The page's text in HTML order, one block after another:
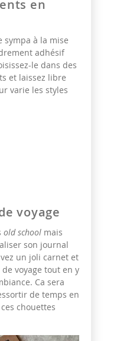
en
à la mise
adhésif
le dans des
et laissez libre
varie les styles
voyage
old school mais
son journal
un joli carnet et
voyage tout en y
Ca sera
de temps en
chouettes